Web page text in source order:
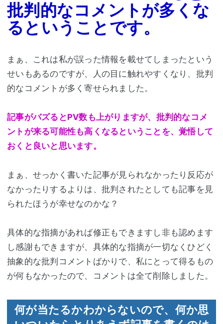
批判的なコメントが多くな
るということです。
まぁ、これは私が誤った情報を載せてしまったという
せいもあるのですが、人の目に触れやすくなり、批判
的なコメントが多く寄せられました。
記事がバズるとPV数も上がりますが、批判的なコメ
ントが来る可能性も高くなるということを、覚悟して
おくと良いと思います。
まぁ、せっかく書いた記事が見られなかったり反応が
なかったりするよりは、批判されたとしても記事を見
られたほうが幸せなのかな？
具体的な指摘があれば修正もできますし非も認めます
し感謝もできますが、具体的な指摘が一切なくひどく
抽象的な批判コメントばかりで、私にとって得るもの
が何もなかったので、コメントは全て削除しました。
何が当たるかわからないので、何か思